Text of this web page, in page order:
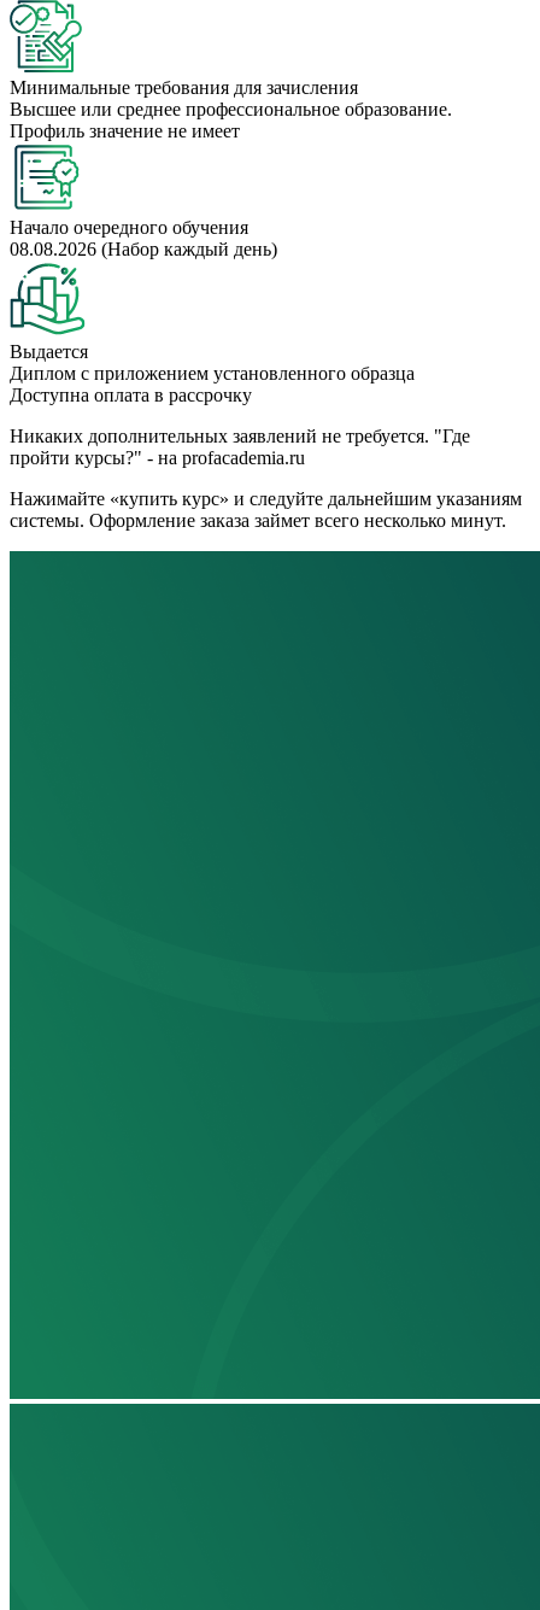
Минимальные требования для зачисления
Высшее или среднее профессиональное образование.
Профиль значение не имеет
Начало очередного обучения
08.08.2026 (Набор каждый день)
Выдается
Диплом с приложением установленного образца
Доступна оплата в рассрочку
Никаких дополнительных заявлений не требуется. "Где
пройти курсы?" - на profacademia.ru
Нажимайте «купить курс» и следуйте дальнейшим указаниям
системы. Оформление заказа займет всего несколько минут.